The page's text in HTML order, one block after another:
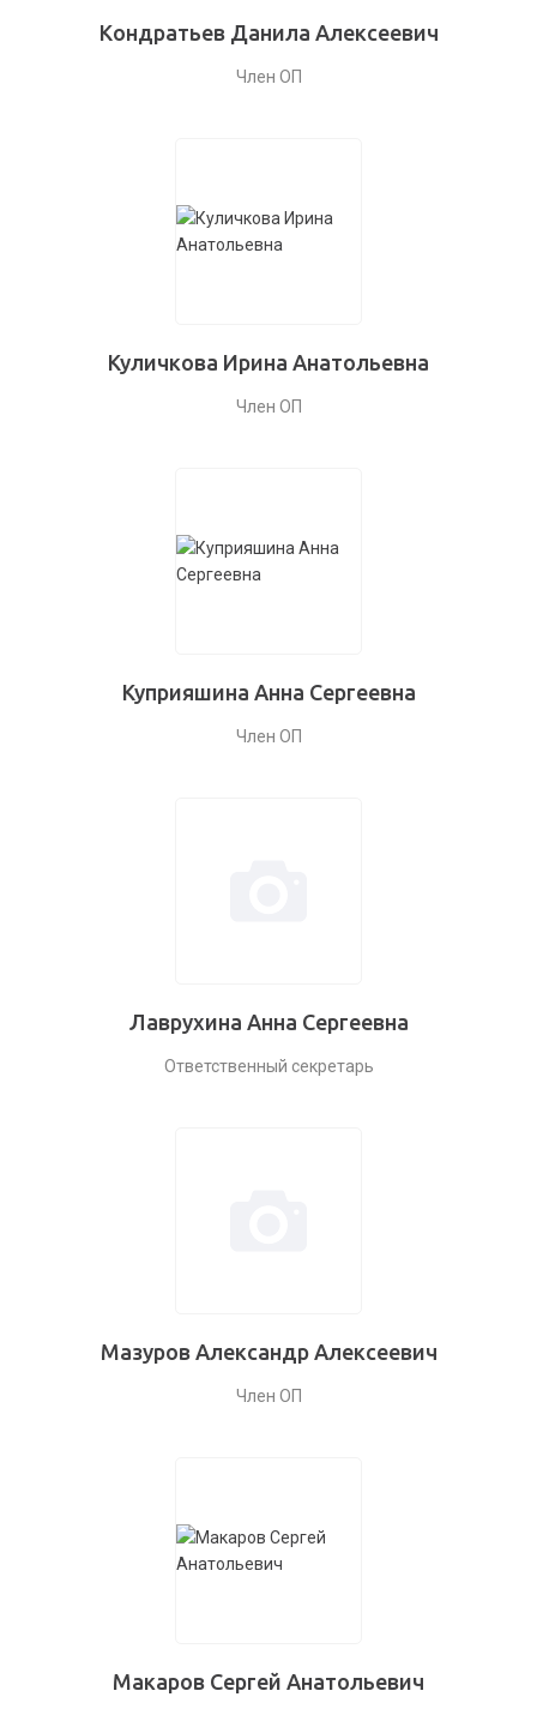
Кондратьев Данила Алексеевич
Член ОП
Куличкова Ирина Анатольевна
Член ОП
Куприяшина Анна Сергеевна
Член ОП
Лаврухина Анна Сергеевна
Ответственный секретарь
Мазуров Александр Алексеевич
Член ОП
Макаров Сергей Анатольевич